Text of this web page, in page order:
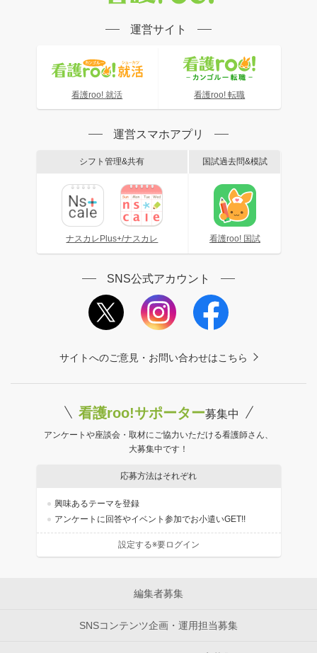
運営サイト
看護roo! 就活 看護roo! 転職
運営スマホアプリ
シフト管理&共有
ナスカレPlus+/ナスカレ
国試過去問&模試
看護roo! 国試
SNS公式アカウント
サイトへのご意見・お問い合わせはこちら
看護roo!サポーター募集中
アンケートや座談会・取材にご協力いただける看護師さん、
大募集中です！
応募方法はそれぞれ
興味あるテーマを登録
アンケートに回答やイベント参加でお小遣いGET!!
設定する※要ログイン
編集者募集
SNSコンテンツ企画・運用担当募集